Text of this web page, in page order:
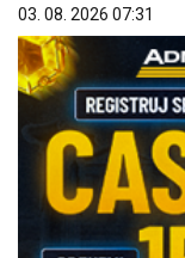
03. 08. 2026 07:31